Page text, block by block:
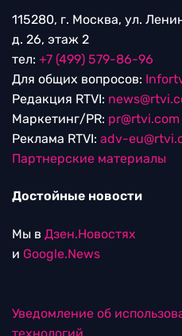
115280, г. Москва, ул.
д. 26, этаж 2
тел: +7 (499) 579-86-96
Для общих вопросов:
Редакция RTVI:
Маркетинг/PR: pr@rtvi.com
Реклама RTVI: adv-
Партнерские материалы
Достойные новости
Мы в Дзен.Новостях
и Google.News
Уведомление об